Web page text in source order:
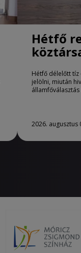
Hétfő
Hétfő délelőtt
jelölni, miután
2026. augusztus